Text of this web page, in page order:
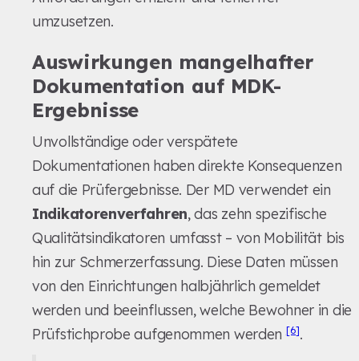
umzusetzen.
Auswirkungen mangelhafter
Dokumentation auf MDK-
Ergebnisse
Unvollständige oder verspätete
Dokumentationen haben direkte Konsequenzen
auf die Prüfergebnisse. Der MD verwendet ein
Indikatorenverfahren, das zehn spezifische
Qualitätsindikatoren umfasst – von Mobilität bis
hin zur Schmerzerfassung. Diese Daten müssen
von den Einrichtungen halbjährlich gemeldet
werden und beeinflussen, welche Bewohner in die
Prüfstichprobe aufgenommen werden[6].